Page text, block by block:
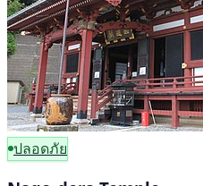
ปลอดภัย